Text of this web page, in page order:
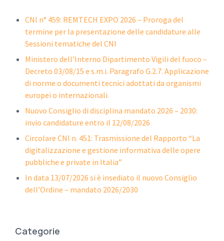
CNI n° 459: REMTECH EXPO 2026 – Proroga del
termine per la presentazione delle candidature alle
Sessioni tematiche del CNI
Ministero dell’Interno Dipartimento Vigili del fuoco –
Decreto 03/08/15 e s.m.i. Paragrafo G.2.7. Applicazione
di norme o documenti tecnici adottati da organismi
europei o internazionali.
Nuovo Consiglio di disciplina mandato 2026 – 2030:
invio candidature entro il 12/08/2026
Circolare CNI n. 451: Trasmissione del Rapporto “La
digitalizzazione e gestione informativa delle opere
pubbliche e private in Italia”
In data 13/07/2026 si è insediato il nuovo Consiglio
dell’Ordine – mandato 2026/2030
Categorie